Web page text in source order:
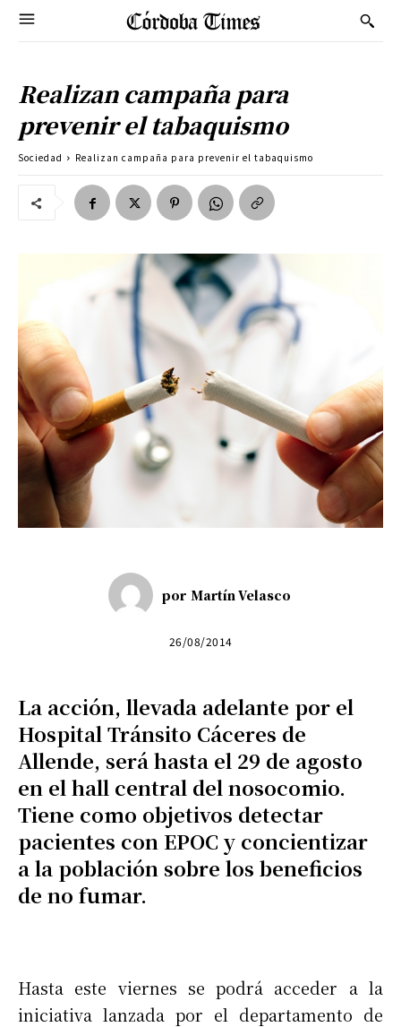
Realizan campaña para
prevenir el tabaquismo
Sociedad Realizan campaña para prevenir el tabaquismo
por Martín Velasco
26/08/2014
La acción, llevada adelante por el
Hospital Tránsito Cáceres de
Allende, será hasta el 29 de agosto
en el hall central del nosocomio.
Tiene como objetivos detectar
pacientes con EPOC y concientizar
a la población sobre los beneficios
de no fumar.
Hasta este viernes se podrá acceder a la
iniciativa lanzada por el departamento de